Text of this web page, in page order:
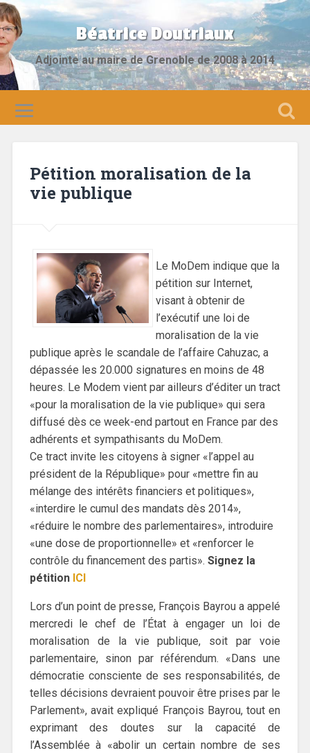
Béatrice Doutriaux
Adjointe au maire de Grenoble de 2008 à 2014
Pétition moralisation de la
vie publique
Le MoDem indique que la
pétition sur Internet,
visant à obtenir de
l’exécutif une loi de
moralisation de la vie
publique après le scandale de l’affaire Cahuzac, a
dépassée les 20.000 signatures en moins de 48
heures. Le Modem vient par ailleurs d’éditer un tract
«pour la moralisation de la vie publique» qui sera
diffusé dès ce week-end partout en France par des
adhérents et sympathisants du MoDem.
Ce tract invite les citoyens à signer «l’appel au
président de la République» pour «mettre fin au
mélange des intérêts financiers et politiques»,
«interdire le cumul des mandats dès 2014»,
«réduire le nombre des parlementaires», introduire
«une dose de proportionnelle» et «renforcer le
contrôle du financement des partis». Signez la
pétition ICI
Lors d’un point de presse, François Bayrou a appelé
mercredi le chef de l’État à engager un loi de
moralisation de la vie publique, soit par voie
parlementaire, sinon par référendum. «Dans une
démocratie consciente de ses responsabilités, de
telles décisions devraient pouvoir être prises par le
Parlement», avait expliqué François Bayrou, tout en
exprimant des doutes sur la capacité de
l’Assemblée à «abolir un certain nombre de ses